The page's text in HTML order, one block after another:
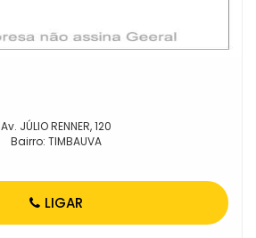
Av. JÚLIO RENNER, 120
Bairro: TIMBAUVA
LIGAR